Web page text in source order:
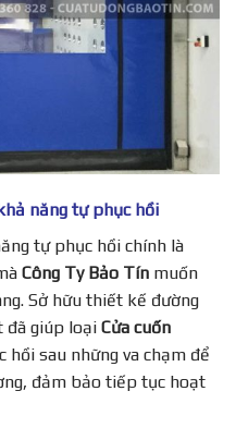
năng tự phục hồi
tự phục hồi chính là
Công Ty Bảo Tín muốn
Sở hữu thiết kế đường
đã giúp loại Cửa cuốn
hồi sau những va chạm để
đảm bảo tiếp tục hoạt